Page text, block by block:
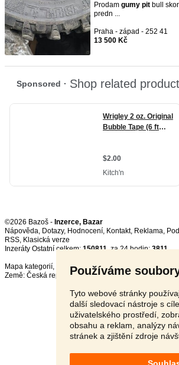
Používáme
Tyto webové stránky
další sledovací nástroje s
uživatelského prostředí,
obsahu a reklam, analýzy
stránek a zjištění zdroje
Prodam gumy pit bull
predn ...
Praha - západ - 252 41
13 500 Kč
©2026 Bazoš - Inzerce, Bazar
Nápověda, Dotazy, Hodnocení, Kontakt, Reklama,
RSS,
Inzeráty Ostatní celkem:150811, za 24 hodin:3811
Mapa kategorií,
Nejvyhledávanější výrazy
Země: Česká republika,Slovensko,Polsko,Rakousko